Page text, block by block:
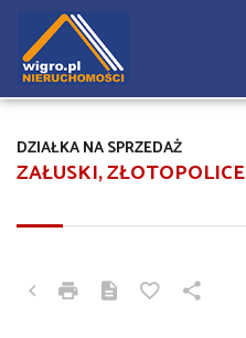
ZAŁUSKI, ZŁOTOPOLICE
DZIAŁKA NA SPRZEDAŻ